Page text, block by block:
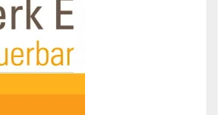
mit Wind. Kühlen mit
geht systematisch neue Energiesparwege